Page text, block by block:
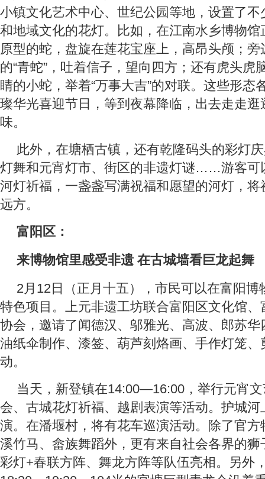
小镇文化艺术中心、世纪公园等地，设置了
和地域文化的花灯。比如，在江南水乡博物
原型的蛇，盘旋在莲花宝座上，高昂头颅；
的“青蛇”，吐着信子，望向四方；还有虎头虎
睛的小蛇，举着“万事大吉”的对联。这些形态
璨华光喜迎节日，等到夜幕降临，出去走走逛
味。
此外，在塘栖古镇，还有乾隆码头的彩灯
灯舞和元宵灯市、街区的非遗灯谜……游客可
河灯祈福，一盏盏写满祝福和愿望的河灯，
远方。
富阳区：
来博物馆里感受非遗 在古城墙看巨龙起舞
2月12日（正月十五），市民可以在富阳博
特色项目。上元非遗工坊联合富阳区文化馆
协会，邀请了闻德汉、邬雅光、高波、郎苏
油纸伞制作、漆签、葫芦刻烙画、手作灯笼
动。
当天，新登镇在14:00—16:00，举行元宵
会、古城花灯祈福、越剧表演等活动。护城河
演。在潘堰村，将有花车巡演活动。除了官
溪竹马、畲族舞蹈外，更有来自社会各界的
彩灯+春联方阵、舞龙方阵等队伍亮相。另外